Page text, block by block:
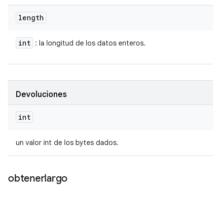
length
int : la longitud de los datos enteros.
Devoluciones
int
un valor int de los bytes dados.
obtenerlargo